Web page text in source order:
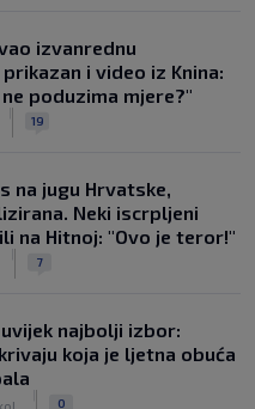
izvanrednu
i video iz Knina:
ne poduzima mjere?"
19
na jugu Hrvatske,
Neki iscrpljeni
na Hitnoj: "Ovo je teror!"
7
uvijek najbolji izbor:
koja je ljetna obuća
0